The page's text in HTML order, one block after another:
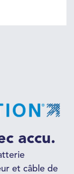
accu.
et câble de